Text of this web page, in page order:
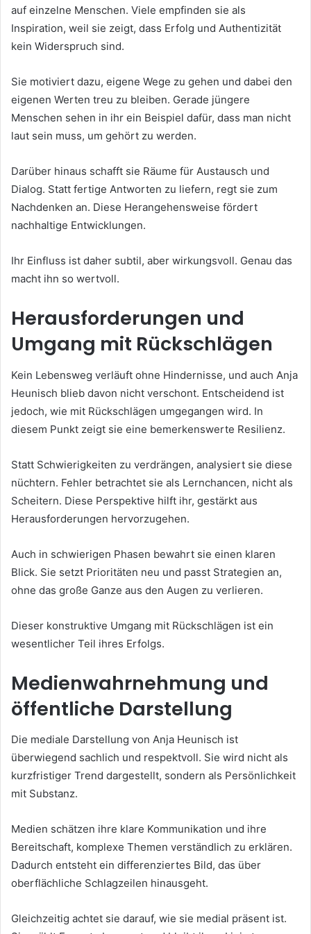
auf einzelne Menschen. Viele empfinden sie als
Inspiration, weil sie zeigt, dass Erfolg und Authentizität
kein Widerspruch sind.
Sie motiviert dazu, eigene Wege zu gehen und dabei den
eigenen Werten treu zu bleiben. Gerade jüngere
Menschen sehen in ihr ein Beispiel dafür, dass man nicht
laut sein muss, um gehört zu werden.
Darüber hinaus schafft sie Räume für Austausch und
Dialog. Statt fertige Antworten zu liefern, regt sie zum
Nachdenken an. Diese Herangehensweise fördert
nachhaltige Entwicklungen.
Ihr Einfluss ist daher subtil, aber wirkungsvoll. Genau das
macht ihn so wertvoll.
Herausforderungen und
Umgang mit Rückschlägen
Kein Lebensweg verläuft ohne Hindernisse, und auch Anja
Heunisch blieb davon nicht verschont. Entscheidend ist
jedoch, wie mit Rückschlägen umgegangen wird. In
diesem Punkt zeigt sie eine bemerkenswerte Resilienz.
Statt Schwierigkeiten zu verdrängen, analysiert sie diese
nüchtern. Fehler betrachtet sie als Lernchancen, nicht als
Scheitern. Diese Perspektive hilft ihr, gestärkt aus
Herausforderungen hervorzugehen.
Auch in schwierigen Phasen bewahrt sie einen klaren
Blick. Sie setzt Prioritäten neu und passt Strategien an,
ohne das große Ganze aus den Augen zu verlieren.
Dieser konstruktive Umgang mit Rückschlägen ist ein
wesentlicher Teil ihres Erfolgs.
Medienwahrnehmung und
öffentliche Darstellung
Die mediale Darstellung von Anja Heunisch ist
überwiegend sachlich und respektvoll. Sie wird nicht als
kurzfristiger Trend dargestellt, sondern als Persönlichkeit
mit Substanz.
Medien schätzen ihre klare Kommunikation und ihre
Bereitschaft, komplexe Themen verständlich zu erklären.
Dadurch entsteht ein differenziertes Bild, das über
oberflächliche Schlagzeilen hinausgeht.
Gleichzeitig achtet sie darauf, wie sie medial präsent ist.